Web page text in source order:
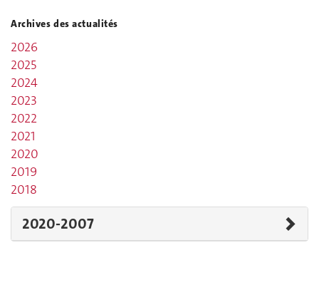
Archives des actualités
2026
2025
2024
2023
2022
2021
2020
2019
2018
2020-2007